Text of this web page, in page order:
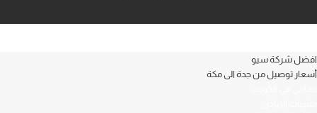
افضل شركة سيو
أسعار توصيل من جدة الى مكة